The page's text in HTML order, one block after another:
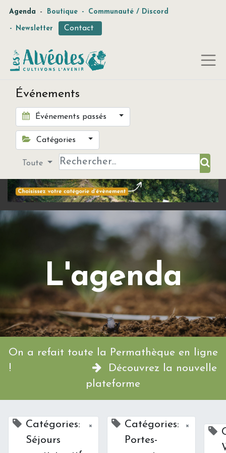
Agenda - Boutique - Communauté / Discord
- Newsletter Contact
Événements
Événements passés
Catégories
Toute
L'agenda
On a refait toute la Permathèque en ligne
!
Découvrez la nouvelle
plateforme
Catégories:
Séjours
×
Catégories:
Portes-
×